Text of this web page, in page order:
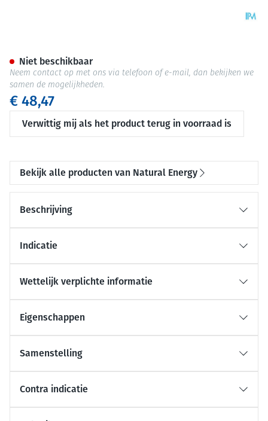
€ 48,47
Verwittig mij als het product terug in voorraad is
Niet beschikbaar
Neem contact op met ons via telefoon of e-mail, dan bekijken we
samen de mogelijkheden.
Bekijk alle producten van Natural Energy
Beschrijving
Indicatie
Wettelijk verplichte informatie
Eigenschappen
Samenstelling
Contra indicatie